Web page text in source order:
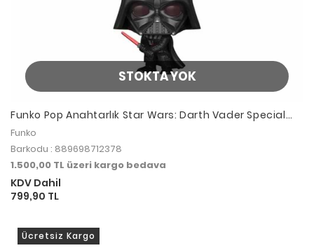
STOKTA YOK
Funko Pop Anahtarlık Star Wars: Darth Vader Special
Edition
Funko
Barkodu : 889698712378
1.500,00 TL üzeri kargo bedava
KDV Dahil
799,90 TL
Ücretsiz Kargo